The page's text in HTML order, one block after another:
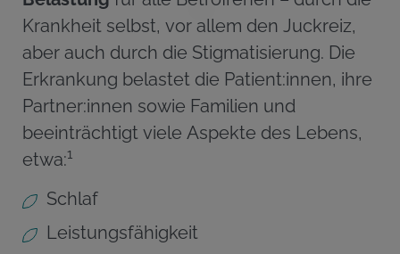
Krankheit selbst, vor allem den Juckreiz,
aber auch durch die Stigmatisierung. Die
Erkrankung belastet die Patient:innen, ihre
Partner:innen sowie Familien und
beeinträchtigt viele Aspekte des Lebens,
etwa:1
Schlaf
Leistungsfähigkeit